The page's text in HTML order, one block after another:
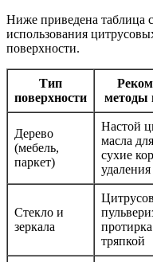
Ниже приведена таблица
использования
поверхности.
Тип
поверхности
методы
Дерево
(мебель,
паркет)
Настой
масла
сухие
Стекло и
зеркала
тряпкой